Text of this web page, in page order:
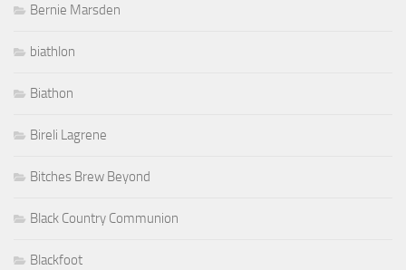
Bernie Marsden
biathlon
Biathon
Bireli Lagrene
Bitches Brew Beyond
Black Country Communion
Blackfoot